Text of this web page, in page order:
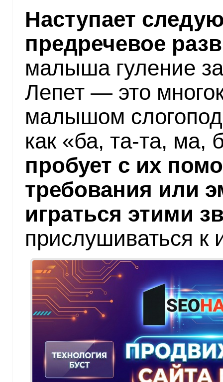
Наступает
предречевое
малыша гуление
Лепет — это
малышом
как «ба, та-та, ма,
пробует с их
требования или
играться этими
прислушиваться к